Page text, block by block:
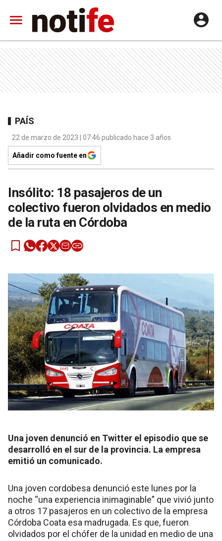
PAÍS
22 de marzo de 2023 | 07:46 publicado hace 3 años
Añadir como fuente en
Insólito: 18 pasajeros de un
colectivo fueron olvidados en medio
de la ruta en Córdoba
Una joven denunció en Twitter el episodio que se
desarrolló en el sur de la provincia. La empresa
emitió un comunicado.
Una joven cordobesa denunció este lunes por la
noche “una experiencia inimaginable” que vivió junto
a otros 17 pasajeros en un colectivo de la empresa
Córdoba Coata esa madrugada. Es que, fueron
olvidados por el chófer de la unidad en medio de una